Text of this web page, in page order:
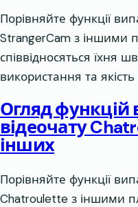
Порівняйте функції
StrangerCam з іншими
співвідносяться їхня
використання та якість
Огляд функцій
відеочату
інших
Порівняйте функції
Chatroulette з іншими